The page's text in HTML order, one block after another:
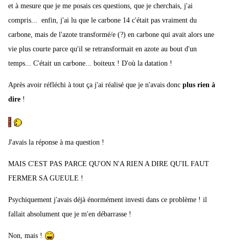
et à mesure que je me posais ces questions, que je cherchais, j'ai
compris... enfin, j'ai lu que le carbone 14 c'était pas vraiment du
carbone, mais de l'azote transformé/e (?) en carbone qui avait alors une
vie plus courte parce qu'il se retransformait en azote au bout d'un
temps... C'était un carbone... boiteux ! D'où la datation !
Après avoir réfléchi à tout ça j'ai réalisé que je n'avais donc plus rien à
dire !
J'avais la réponse à ma question !
MAIS C'EST PAS PARCE QU'ON N'A RIEN A DIRE QU'IL FAUT
FERMER SA GUEULE !
Psychiquement j'avais déjà énormément investi dans ce problème ! il
fallait absolument que je m'en débarrasse !
Non, mais !